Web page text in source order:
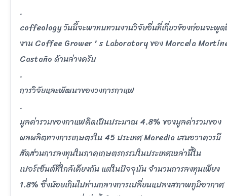
.
coffeology วันนี้จะพาทบทวนงานวิจัยอื่นที่เกี่ยวข้องก่อนจะพูด
งาน Coffee Grower ' s Laboratory ของ Marcela
Castaño ด้านล่างครับ
.
การวิจัยและพัฒนาของวงการกาแฟ
.
มูลค่ารวมของกาแฟคิดเป็นประมาณ 4.8% ของมูลค่ารวมของ
ผลผลิตทางการเกษตรใน 45 ประเทศ Maredia เสนอวาควรมี
สัดส่วนการลงทุนในภาคเกษตรกรรมในประเทศเหล่านี้ใน
เปอร์เซ็นต์ที่ใกล้เคียงกัน แต่ในปัจจุบัน จำนวนการลงทุนเพียง
1.8% ซึ่งน้อยเกินไปท่ามกลางการเปลี่ยนแปลงสภาพภูมิอากาศ